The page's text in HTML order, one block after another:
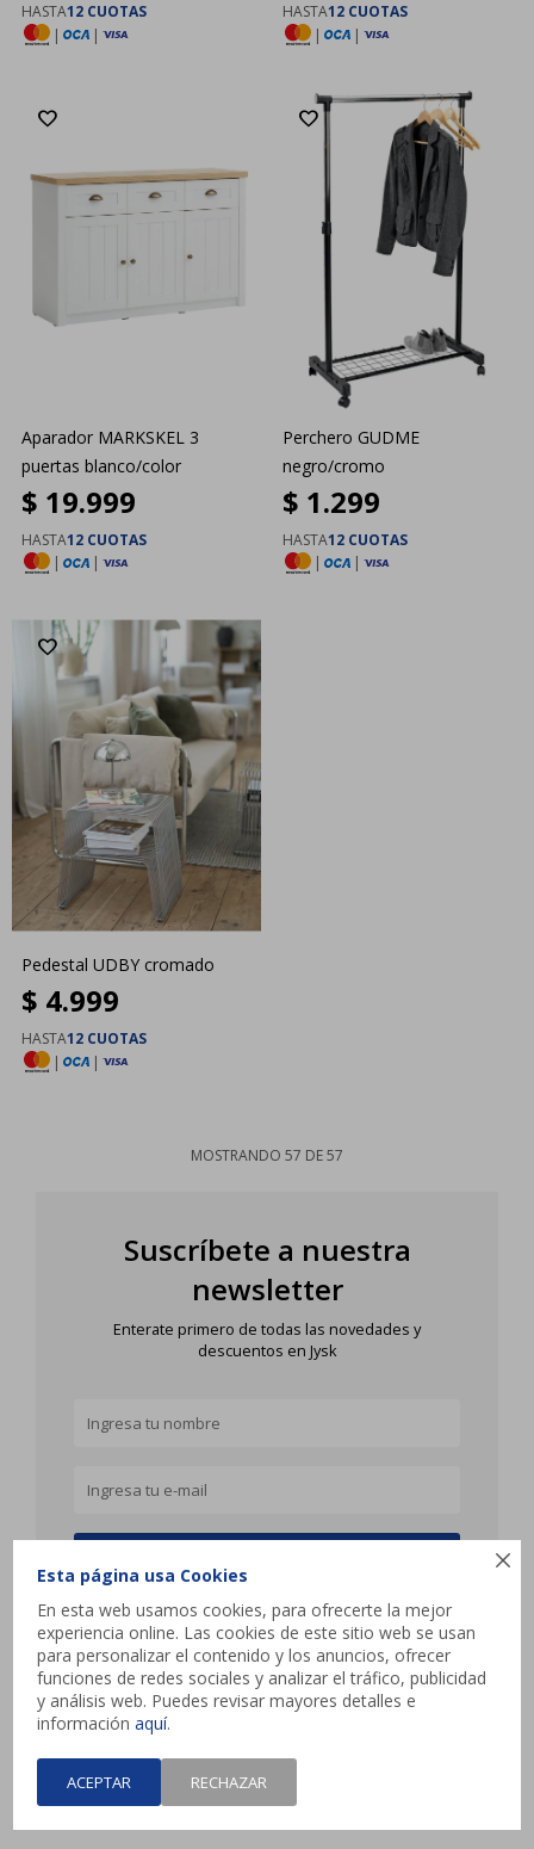

Esta página usa Cookies
En esta web usamos cookies, para ofrecerte la mejor
experiencia online. Las cookies de este sitio web se usan
para personalizar el contenido y los anuncios, ofrecer
funciones de redes sociales y analizar el tráfico, publicidad
y análisis web. Puedes revisar mayores detalles e
informaciónaquí.
ACEPTAR RECHAZAR
HASTA12 CUOTAS
|
|
HASTA12 CUOTAS
|
|
Aparador MARKSKEL 3
puertas blanco/color
$ 19.999
HASTA12 CUOTAS
|
|
Perchero GUDME
negro/cromo
$ 1.299
HASTA12 CUOTAS
|
|
Pedestal UDBY cromado
$ 4.999
HASTA12 CUOTAS
|
|
MOSTRANDO 57 DE57
Suscríbete a nuestra
newsletter
Enterate primero de todas las novedades y
descuentos en Jysk
JYSK
Atencion al cliente